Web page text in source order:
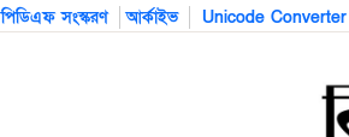
পিডিএফ সংস্করণ আর্কাইভ Unicode Converter